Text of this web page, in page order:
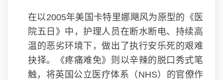
在以2005年美国卡特里娜飓风为原型的《医
院五日》中，护理人员在断水断电、持续高
温的恶劣环境下，做出了执行安乐死的艰难
抉择。《疼痛难免》则以辛辣的脱口秀式笔
触，将英国公立医疗体系（NHS）的官僚作